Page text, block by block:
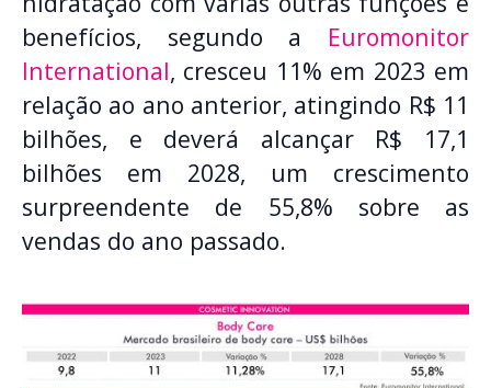
benefícios, segundo a Euromonitor
International, cresceu 11% em 2023 em
relação ao ano anterior, atingindo R$ 11
bilhões, e deverá alcançar R$ 17,1
bilhões em 2028, um crescimento
surpreendente de 55,8% sobre as
vendas do ano passado.